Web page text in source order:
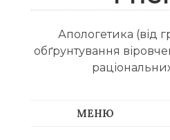
Апологетика (від
обґрунтування